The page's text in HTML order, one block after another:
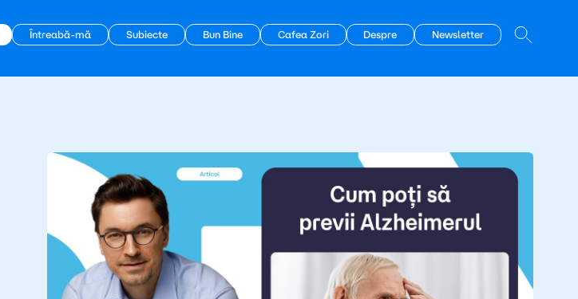
Întreabă-mă Subiecte Bun Bine Cafea Zori Despre Newsletter